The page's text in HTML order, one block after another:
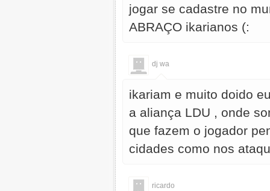
jogar se cadastre no
ABRAÇO ikarianos (:
dj wa
ikariam e muito doido
a aliança LDU , onde
que fazem o jogador
cidades como nos
ricardo